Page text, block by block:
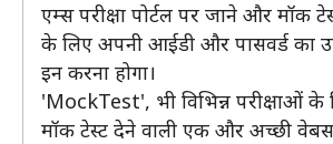
एम्स परीक्षा पोर्टल पर जाने और मॉक
के लिए अपनी आईडी और पासवर्ड का
इन करना होगा।
'MockTest', भी विभिन्न परीक्षाओं
मॉक टेस्ट देने वाली एक और अच्छी